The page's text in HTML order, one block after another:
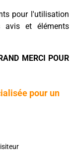
pour l'utilisation
avis et éléments
MERCI POUR
pour un